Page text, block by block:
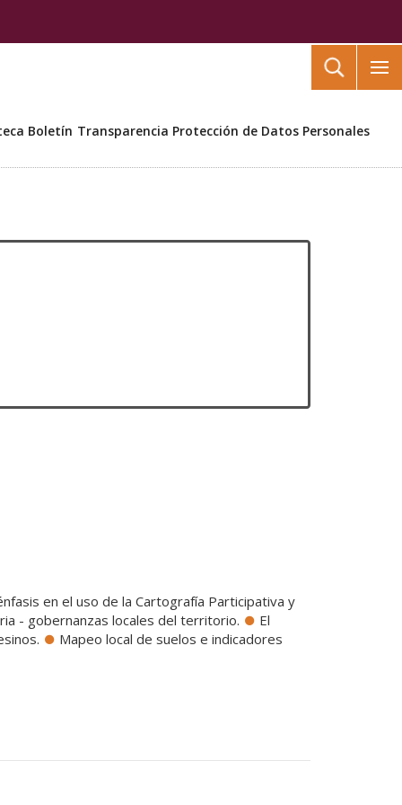
Boletín Transparencia Protección de Datos Personales
en el uso de la Cartografía Participativa y
- gobernanzas locales del territorio.
El
Mapeo local de suelos e indicadores